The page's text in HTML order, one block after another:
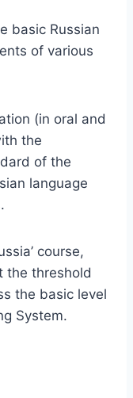
basic Russian
of various
(in oral and
the
of the
language
course,
the threshold
the basic level
System.